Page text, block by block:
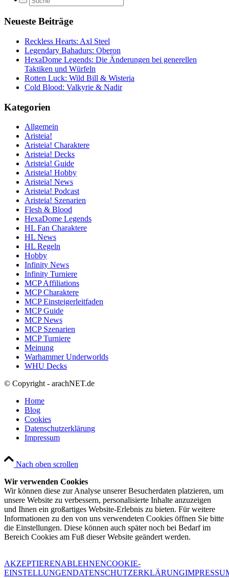
Neueste Beiträge
Reckless Hearts: Axl Steel
Legendary Bahadurs: Oberon
HexaDome Legends: Die Änderungen bei generellen
Taktiken und Würfeln
Rotten Luck: Wild Bill & Wisteria
Cold Blood: Valkyrie & Nadir
Kategorien
Allgemein
Aristeia!
Aristeia! Charaktere
Aristeia! Decks
Aristeia! Guide
Aristeia! Hobby
Aristeia! News
Aristeia! Podcast
Aristeia! Szenarien
Flesh & Blood
HexaDome Legends
HL Fan Charaktere
HL News
HL Regeln
Hobby
Infinity News
Infinity Turniere
MCP Affiliations
MCP Charaktere
MCP Einsteigerleitfaden
MCP Guide
MCP News
MCP Szenarien
MCP Turniere
Meinung
Warhammer Underworlds
WHU Decks
© Copyright - arachNET.de
Home
Blog
Cookies
Datenschutzerklärung
Impressum
Nach oben scrollen
Wir verwenden Cookies
Wir können diese zur Analyse unserer Besucherdaten platzieren, um
unsere Website zu verbessern, personalisierte Inhalte anzuzeigen
und Ihnen ein großartiges Website-Erlebnis zu bieten. Für weitere
Informationen zu den von uns verwendeten Cookies öffnen Sie bitte
die Einstellungen. Diese können auch später noch bei Bedarf im
Bereich Cookies am Fuß dieser Website geändert werden.
AKZEPTIERENABLEHNENCOOKIE-
EINSTELLUNGENDATENSCHUTZERKLÄRUNG